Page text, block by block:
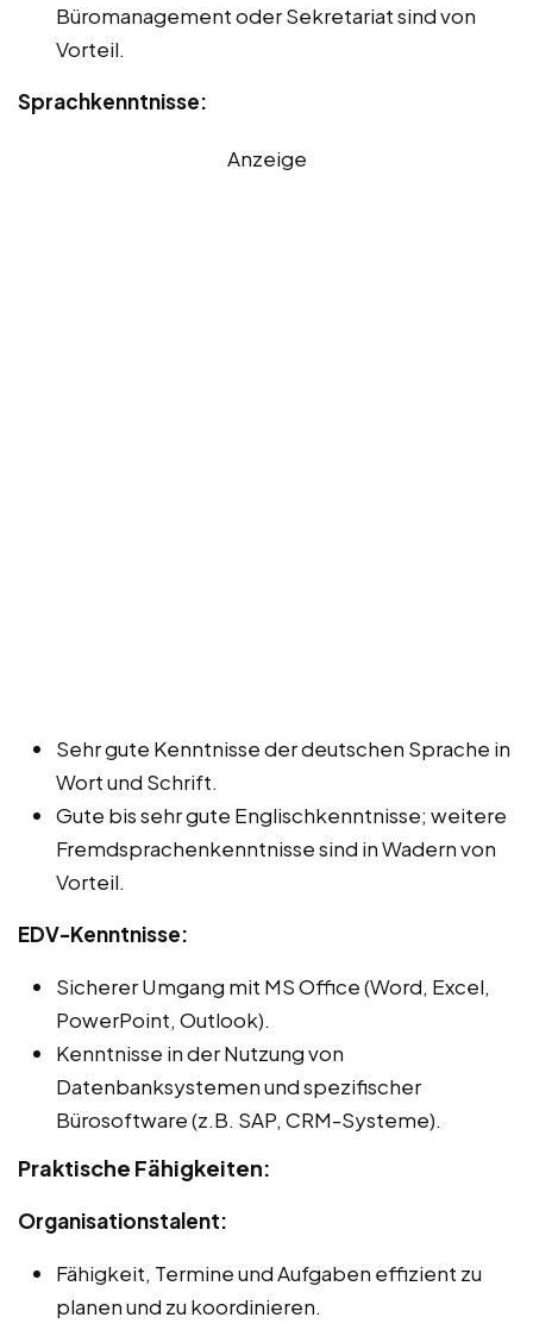
Büromanagement oder Sekretariat sind von
Vorteil.
Sprachkenntnisse:
Anzeige
Sehr gute Kenntnisse der deutschen Sprache in
Wort und Schrift.
Gute bis sehr gute Englischkenntnisse; weitere
Fremdsprachenkenntnisse sind in Wadern von
Vorteil.
EDV-Kenntnisse:
Sicherer Umgang mit MS Office (Word, Excel,
PowerPoint, Outlook).
Kenntnisse in der Nutzung von
Datenbanksystemen und spezifischer
Bürosoftware (z.B. SAP, CRM-Systeme).
Praktische Fähigkeiten:
Organisationstalent:
Fähigkeit, Termine und Aufgaben effizient zu
planen und zu koordinieren.